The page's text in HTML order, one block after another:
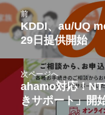
投
稿
ナ
ビ
ゲ
前
前
の
投
稿:
KDDI、au/UQ
29日提供開始
次ページへ
次
の
ahamo対応！
きサポート」開